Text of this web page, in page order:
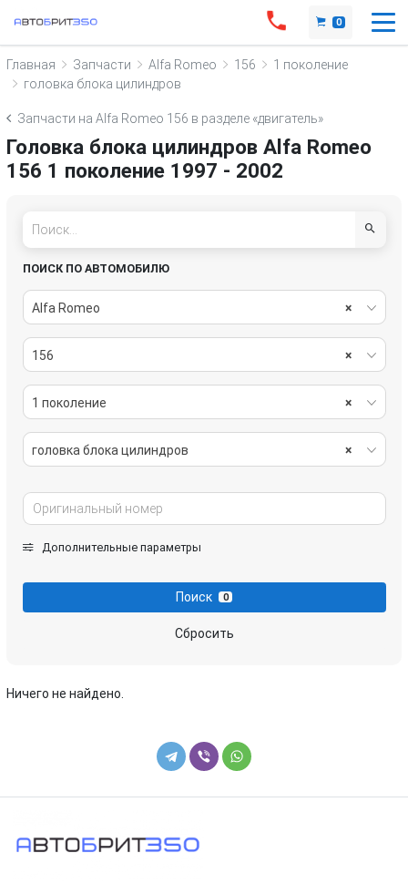
0
Главная Запчасти Alfa Romeo 156
1 поколение
головка блока цилиндров
Запчасти на Alfa Romeo 156 в разделе «двигатель»
Головка блока цилиндров Alfa Romeo
156 1 поколение 1997 - 2002
ПОИСК ПО АВТОМОБИЛЮ
×
Alfa Romeo
×
156
×
1 поколение
×
головка блока цилиндров
Дополнительные параметры
Поиск 0
Сбросить
Ничего не найдено.